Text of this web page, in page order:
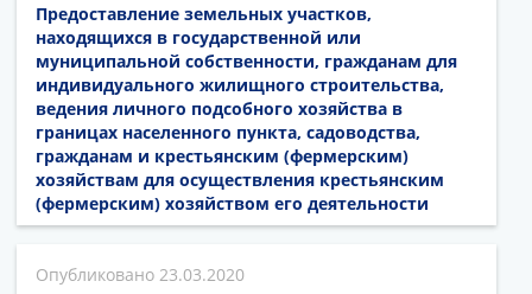
Предоставление земельных участков,
находящихся в государственной или
муниципальной собственности, гражданам для
индивидуального жилищного строительства,
ведения личного подсобного хозяйства в
границах населенного пункта, садоводства,
гражданам и крестьянским (фермерским)
хозяйствам для осуществления крестьянским
(фермерским) хозяйством его деятельности
23.03.2020